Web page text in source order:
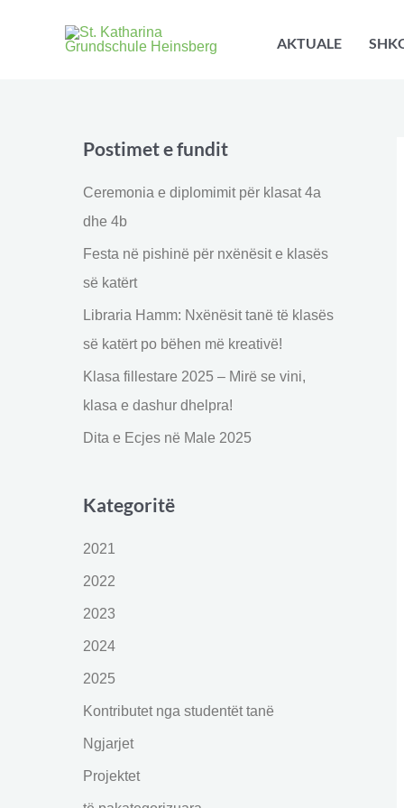
AKTUALE
Postimet e fundit
Ceremonia e diplomimit për klasat 4a
dhe 4b
Festa në pishinë për nxënësit e klasës
së katërt
Libraria Hamm: Nxënësit tanë të klasës
së katërt po bëhen më kreativë!
Klasa fillestare 2025 – Mirë se vini,
klasa e dashur dhelpra!
Dita e Ecjes në Male 2025
Kategoritë
2021
2022
2023
2024
2025
Kontributet nga studentët tanë
Ngjarjet
Projektet